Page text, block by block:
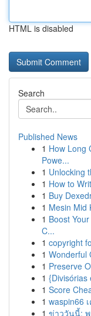
HTML is disabled
Search
Published News
1 How Long
Powe...
1 Unlocking
1 How to
1 Buy
1 Mesin Mid
1 Boost
C...
1 copyright
1 Wonderful
1 Preserve
1 {Divisórias
1 Score
1 waspin66
1 ข่าววันนี้: